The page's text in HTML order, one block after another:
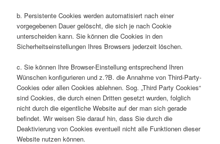
b. Persistente Cookies werden automatisiert nach einer
vorgegebenen Dauer gelöscht, die sich je nach Cookie
unterscheiden kann. Sie können die Cookies in den
Sicherheitseinstellungen Ihres Browsers jederzeit löschen.
c. Sie können Ihre Browser-Einstellung entsprechend Ihren
Wünschen konfigurieren und z.?B. die Annahme von Third-Party-
Cookies oder allen Cookies ablehnen. Sog. „Third Party Cookies“
sind Cookies, die durch einen Dritten gesetzt wurden, folglich
nicht durch die eigentliche Website auf der man sich gerade
befindet. Wir weisen Sie darauf hin, dass Sie durch die
Deaktivierung von Cookies eventuell nicht alle Funktionen dieser
Website nutzen können.